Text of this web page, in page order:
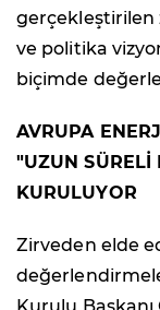
gerçekleştirilen
ve politika
biçimde
AVRUPA
"UZUN SÜRELİ
KURULUYOR
Zirveden elde
Kurulu Başkanı